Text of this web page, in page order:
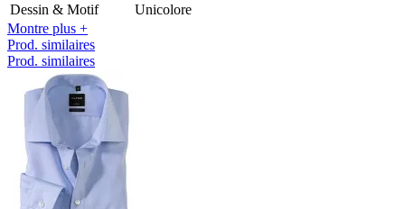
Dessin & Motif
Unicolore
Montre plus +
Prod. similaires
Prod. similaires